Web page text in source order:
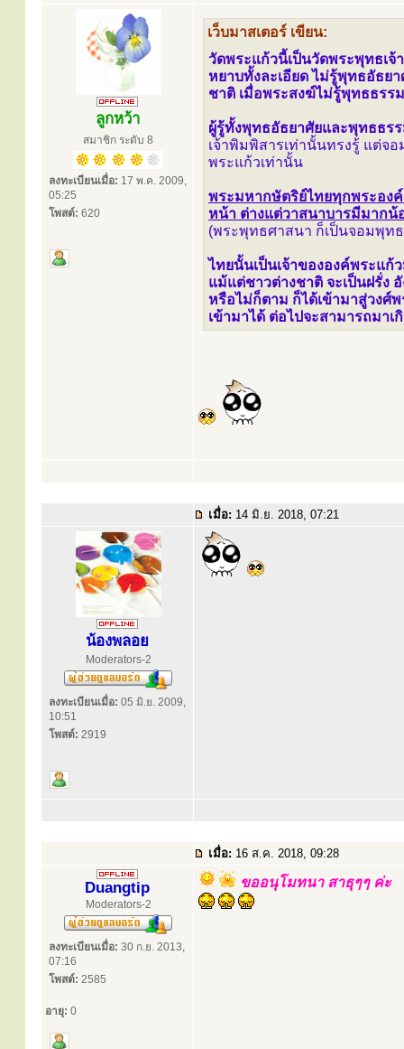
ลูกหว้า
สมาชิก ระดับ 8
ลงทะเบียนเมื่อ: 17 พ.ค. 2009,
05:25
โพสต์: 620
เว็บมาสเตอร์ เขียน:
วัดพระแก้วนี้เป็นวัดพระพุทธเจ้
หยาบทั้งละเอียด ไม่รู้พุทธอัธย
ชาติ เมื่อพระสงฆ์ไม่รู้พุทธธรร
ผู้รู้ทั้งพุทธอัธยาศัยและพุทธธร
เจ้าพิมพิสารเท่านั้นทรงรู้ แต่จ
พระแก้วเท่านั้น
พระมหากษัตริย์ไทยทุกพระอง
หน้า ต่างแต่วาสนาบารมีมากน้
(พระพุทธศาสนา ก็เป็นจอมพุท
ไทยนั้นเป็นเจ้าขององค์พระแ
แม้แต่ชาวต่างชาติ จะเป็นฝรั่ง
หรือไม่ก็ตาม ก็ได้เข้ามาสู่วงศ์
เข้ามาได้ ต่อไปจะสามารถมา
เมื่อ: 14 มิ.ย. 2018, 07:21
น้องพลอย
Moderators-2
ลงทะเบียนเมื่อ: 05 มิ.ย. 2009,
10:51
โพสต์: 2919
เมื่อ: 16 ส.ค. 2018, 09:28
Duangtip
Moderators-2
ลงทะเบียนเมื่อ: 30 ก.ย. 2013,
07:16
โพสต์: 2585
อายุ: 0
ขออนุโมทนา สาธุๆๆ ค่ะ